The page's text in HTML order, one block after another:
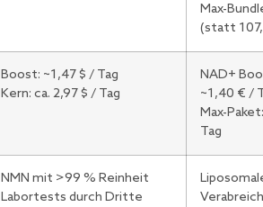
Max-
(statt
Boost: ~1,47 $ / Tag
Kern: ca. 2,97 $ / Tag
NAD+
~1,40 € /
Max-
Tag
NMN mit >99 % Reinheit
Labortests durch Dritte